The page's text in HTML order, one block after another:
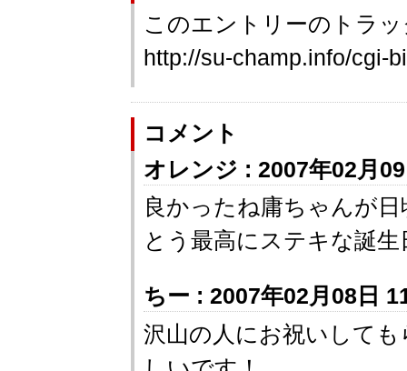
このエントリーのトラ
http://su-champ.info/cgi-
コメント
オレンジ : 2007年02月
良かったね庸ちゃんが
とう最高にステキな誕
ちー : 2007年02月08日
沢山の人にお祝いして